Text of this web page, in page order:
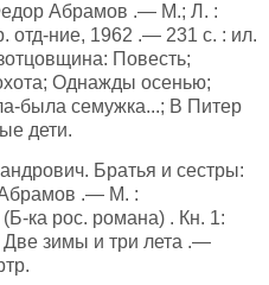
Абрамов .— М.; Л. :
отд-ние, 1962 .— 231 с. : ил.
Повесть;
Однажды осенью;
была семужка...; В Питер
дети.
Братья и сестры:
.— М. :
ка рос. романа) . Кн. 1:
Две зимы и три лета .—